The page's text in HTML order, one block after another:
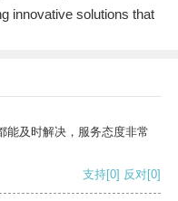
innovative solutions that
能及时解决，服务态度非常
支持[0] 反对[0]